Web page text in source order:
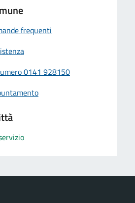
frequenti
0141 928150